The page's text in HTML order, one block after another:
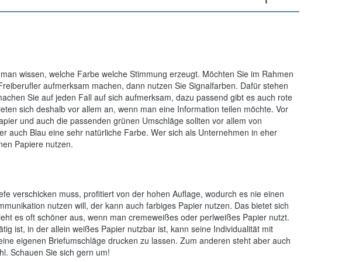
wissen, welche Farbe welche Stimmung erzeugt. Möchten Sie im Rahmen
aufmerksam machen, dann nutzen Sie Signalfarben. Dafür stehen
Sie auf jeden Fall auf sich aufmerksam, dazu passend gibt es auch rote
sich deshalb vor allem an, wenn man eine Information teilen möchte. Vor
und auch die passenden grünen Umschläge sollten vor allem von
auch Blau eine sehr natürliche Farbe. Wer sich als Unternehmen in eher
Papiere nutzen.
verschicken muss, profitiert von der hohen Auflage, wodurch es nie einen
nutzen will, der kann auch farbiges Papier nutzen. Das bietet sich
es oft schöner aus, wenn man cremeweißes oder perlweißes Papier nutzt.
ist, in der allein weißes Papier nutzbar ist, kann seine Individualität mit
eigenen Briefumschläge drucken zu lassen. Zum anderen steht aber auch
Schauen Sie sich gern um!